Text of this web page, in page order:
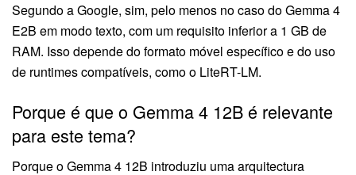
Segundo a Google, sim, pelo menos no caso do Gemma 4
E2B em modo texto, com um requisito inferior a 1 GB de
RAM. Isso depende do formato móvel específico e do uso
de runtimes compatíveis, como o LiteRT-LM.
Porque é que o Gemma 4 12B é relevante
para este tema?
Porque o Gemma 4 12B introduziu uma arquitectura